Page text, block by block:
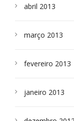
abril 2013
março 2013
fevereiro 2013
janeiro 2013